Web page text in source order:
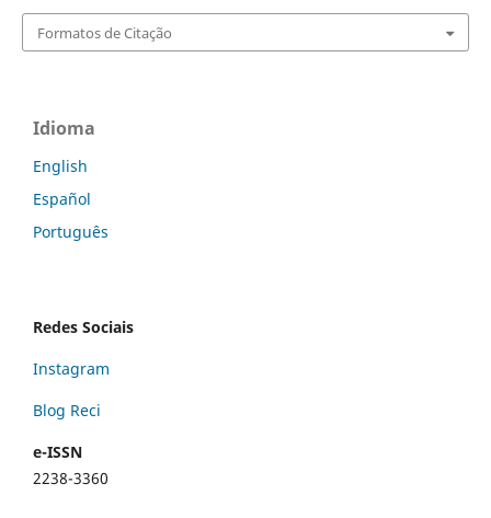
Formatos de Citação
Idioma
English
Español
Português
Redes Sociais
Instagram
Blog Reci
e-ISSN
2238-3360